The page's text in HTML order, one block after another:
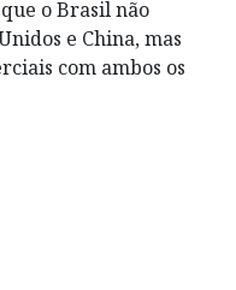
o Brasil não
e China, mas
com ambos os